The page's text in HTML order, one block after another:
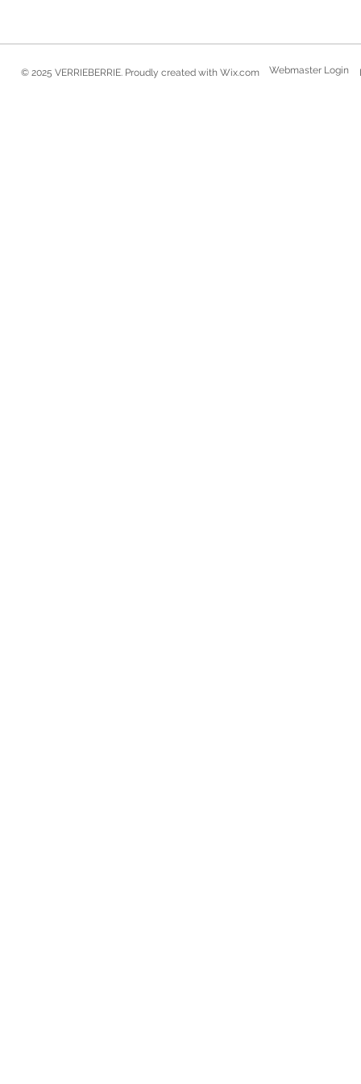
© 2025 VERRIEBERRIE. Proudly created with Wix.com Webmaster Login